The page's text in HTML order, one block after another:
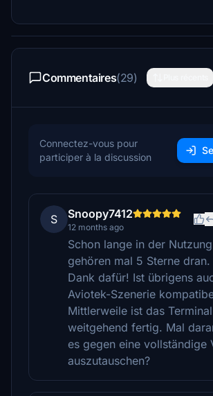
Commentaires(29)
Connectez-vous pour
participer à la discussion
S Snoopy7412
12 months ago
Schon lange in der
gehören mal 5 Sterne dran.
Dank dafür! Ist übrigens
Aviotek-Szenerie
Mittlerweile ist das
weitgehend fertig. Mal
es gegen eine vollständige
auszutauschen?